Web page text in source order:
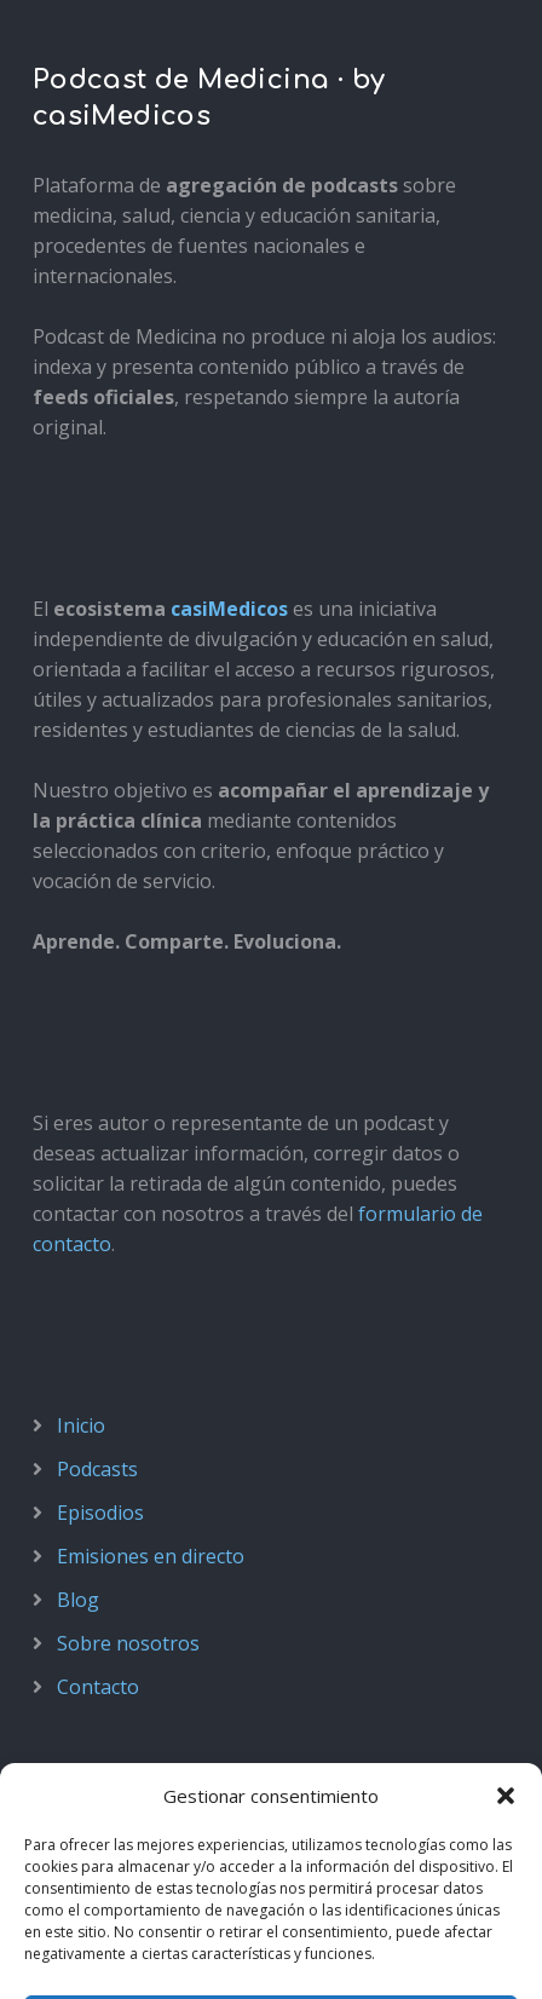
Gestionar consentimiento
Para ofrecer las mejores experiencias, utilizamos tecnologías como las
cookies para almacenar y/o acceder a la información del dispositivo. El
consentimiento de estas tecnologías nos permitirá procesar datos
como el comportamiento de navegación o las identificaciones únicas
en este sitio. No consentir o retirar el consentimiento, puede afectar
negativamente a ciertas características y funciones.
Podcast de Medicina · by
casiMedicos
Plataforma de agregación de podcastssobre
medicina, salud, ciencia y educación sanitaria,
procedentes de fuentes nacionales e
internacionales.
Podcast de Medicina no produce ni aloja los audios:
indexa y presenta contenido público a través de
feeds oficiales, respetando siempre la autoría
original.
El ecosistema casiMedicoses una iniciativa
independiente de divulgación y educación en salud,
orientada a facilitar el acceso a recursos rigurosos,
útiles y actualizados para profesionales sanitarios,
residentes y estudiantes de ciencias de la salud.
Nuestro objetivo es acompañar el aprendizaje y
la práctica clínica mediante contenidos
seleccionados con criterio, enfoque práctico y
vocación de servicio.
Aprende. Comparte. Evoluciona.
Si eres autor o representante de un podcast y
deseas actualizar información, corregir datos o
solicitar la retirada de algún contenido, puedes
contactar con nosotros a través del formulario de
contacto.
Inicio
Podcasts
Episodios
Emisiones en directo
Blog
Sobre nosotros
Contacto